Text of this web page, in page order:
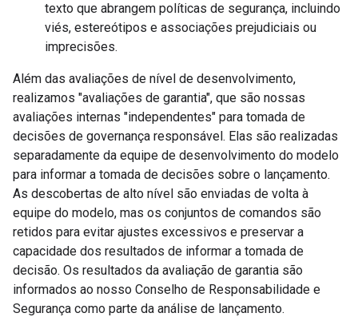
texto que abrangem políticas de segurança, incluindo
viés, estereótipos e associações prejudiciais ou
imprecisões.
Além das avaliações de nível de desenvolvimento,
realizamos "avaliações de garantia", que são nossas
avaliações internas "independentes" para tomada de
decisões de governança responsável. Elas são realizadas
separadamente da equipe de desenvolvimento do modelo
para informar a tomada de decisões sobre o lançamento.
As descobertas de alto nível são enviadas de volta à
equipe do modelo, mas os conjuntos de comandos são
retidos para evitar ajustes excessivos e preservar a
capacidade dos resultados de informar a tomada de
decisão. Os resultados da avaliação de garantia são
informados ao nosso Conselho de Responsabilidade e
Segurança como parte da análise de lançamento.